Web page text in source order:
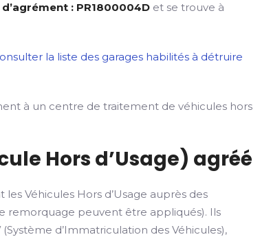
d’agrément : PR1800004D et se trouve à
la liste des garages habilités à détruire
à un centre de traitement de véhicules hors
Hors d’Usage) agréé
Véhicules Hors d’Usage auprès des
remorquage peuvent être appliqués). Ils
d’Immatriculation des Véhicules),